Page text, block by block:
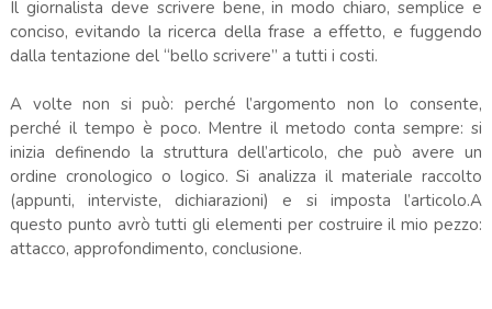
Il giornalista deve scrivere bene, in modo chiaro, semplice e
conciso, evitando la ricerca della frase a effetto, e fuggendo
dalla tentazione del “bello scrivere” a tutti i costi.
A volte non si può: perché l’argomento non lo consente,
perché il tempo è poco. Mentre il metodo conta sempre: si
inizia definendo la struttura dell’articolo, che può avere un
ordine cronologico o logico. Si analizza il materiale raccolto
(appunti, interviste, dichiarazioni) e si imposta l’articolo.A
questo punto avrò tutti gli elementi per costruire il mio pezzo:
attacco, approfondimento, conclusione.